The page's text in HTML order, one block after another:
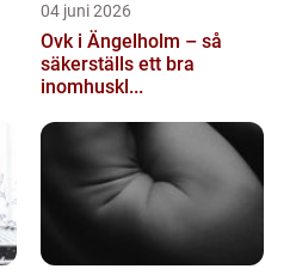
04 juni 2026
Ovk i Ängelholm – så
säkerställs ett bra
inomhuskl...